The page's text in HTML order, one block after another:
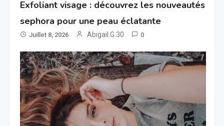
Exfoliant visage : découvrez les nouveautés
sephora pour une peau éclatante
Juillet 8, 2026 Abigail.G.30 0